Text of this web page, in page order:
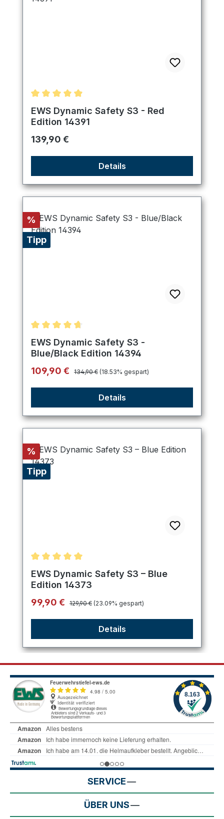
Durchschnittliche Bewertung von 4.89 von 5
EWS Dynamic Safety S3 - Red
Edition 14391
Regulärer Preis:
139,90 €
Details
Rabatt
%
Tipp
Durchschnittliche Bewertung von 4.75 von 5
EWS Dynamic Safety S3 -
Blue/Black Edition 14394
Verkaufspreis:
109,90 € Regulärer Preis:
134,90 € (18.53% gespart)
Details
Rabatt
%
Tipp
Durchschnittliche Bewertung von 5 von 5 Sternen
EWS Dynamic Safety S3 – Blue
Edition 14373
Verkaufspreis:
99,90 € Regulärer Preis:
129,90 € (23.09% gespart)
Details
SERVICE
ÜBER UNS